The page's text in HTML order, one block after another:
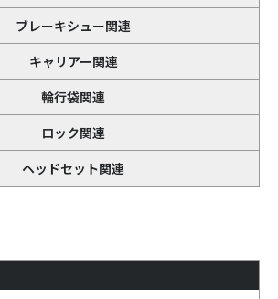
ブレーキシュー関連
キャリアー関連
輪行袋関連
ロック関連
ヘッドセット関連